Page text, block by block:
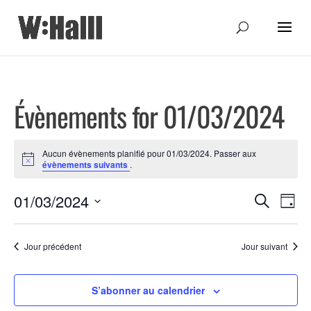
Évènements for 01/03/2024
Notice
Aucun évènements planifié pour 01/03/2024. Passer aux
évènements suivants .
et
de
Recherche
de
Jour
01/03/2024
Sélectionnez
uneJour précédent Jour suivant
S’abonner au calendrier